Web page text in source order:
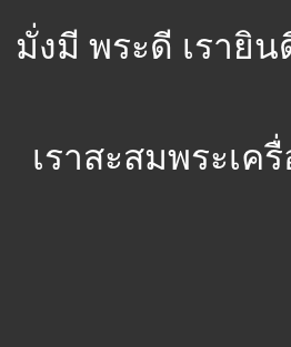
มั่งมี พระดี เรายิ
เราสะสมพระเ